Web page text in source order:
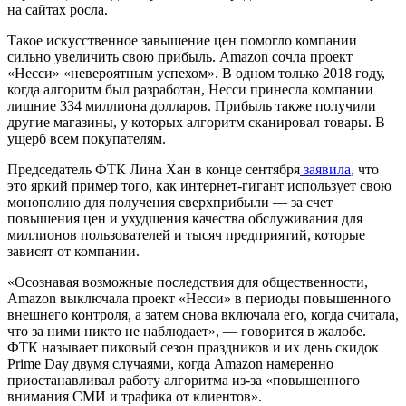
на сайтах росла.
Такое искусственное завышение цен помогло компании
сильно увеличить свою прибыль. Amazon сочла проект
«Несси» «невероятным успехом». В одном только 2018 году,
когда алгоритм был разработан, Несси принесла компании
лишние 334 миллиона долларов. Прибыль также получили
другие магазины, у которых алгоритм сканировал товары. В
ущерб всем покупателям.
Председатель ФТК Лина Хан в конце сентября заявила, что
это яркий пример того, как интернет-гигант использует свою
монополию для получения сверхприбыли — за счет
повышения цен и ухудшения качества обслуживания для
миллионов пользователей и тысяч предприятий, которые
зависят от компании.
«Осознавая возможные последствия для общественности,
Amazon выключала проект «Несси» в периоды повышенного
внешнего контроля, а затем снова включала его, когда считала,
что за ними никто не наблюдает», — говорится в жалобе.
ФТК называет пиковый сезон праздников и их день скидок
Prime Day двумя случаями, когда Amazon намеренно
приостанавливал работу алгоритма из-за «повышенного
внимания СМИ и трафика от клиентов».